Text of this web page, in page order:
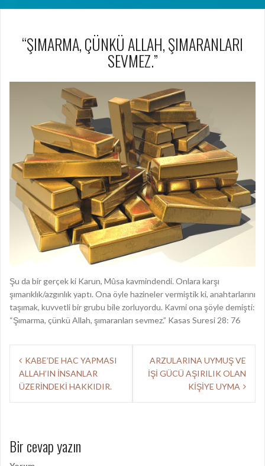
“ŞIMARMA, ÇÜNKÜ ALLAH, ŞIMARANLARI
SEVMEZ.”
Şu da bir gerçek ki Karun, Mûsa kavmindendi. Onlara karşı
şımarıklık/azgınlık yaptı. Ona öyle hazineler vermiştik ki, anahtarlarını
taşımak, kuvvetli bir grubu bile zorluyordu. Kavmi ona şöyle demişti:
“Şımarma, çünkü Allah, şımaranları sevmez.” Kasas Suresi 28: 76
d
KABE’DE HAC YAPMASI
ALLAH’IN İNSANLAR
ÜZERİNDEKİ HAKKIDIR.
ARZULARINA UYMUŞ VE
İŞİ GÜCÜ AŞIRILIK OLAN
KİŞİYE UYMA
Bir cevap yazın